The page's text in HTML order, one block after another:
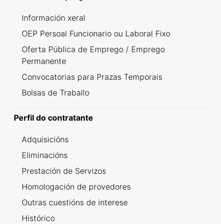
Información xeral
OEP Persoal Funcionario ou Laboral Fixo
Oferta Pública de Emprego / Emprego
Permanente
Convocatorias para Prazas Temporais
Bolsas de Traballo
Perfil do contratante
Adquisicións
Eliminacións
Prestación de Servizos
Homologación de provedores
Outras cuestións de interese
Histórico